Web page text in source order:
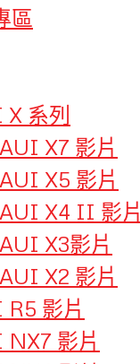
區
系列
X7 影片
X5 影片
X4 II 影片
X3影片
X2 影片
影片
NX7 影片